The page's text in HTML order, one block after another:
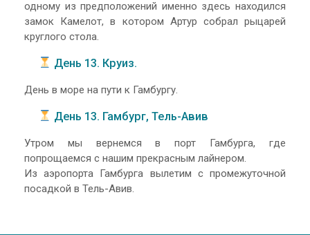
одному из предположений именно здесь находился
замок Камелот, в котором Артур собрал рыцарей
круглого стола.
День 13. Круиз.
День в море на пути к Гамбургу.
День 13. Гамбург, Тель-Авив
Утром мы вернемся в порт Гамбурга, где
попрощаемся с нашим прекрасным лайнером.
Из аэропорта Гамбурга вылетим с промежуточной
посадкой в Тель-Авив.